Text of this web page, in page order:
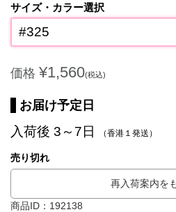
サイズ・カラー選択
#325
価格 ¥1,560(税込)
お届け予定日
入荷後 3～7日 （香港１発送）
売り切れ
再入荷案内を
商品ID：192138